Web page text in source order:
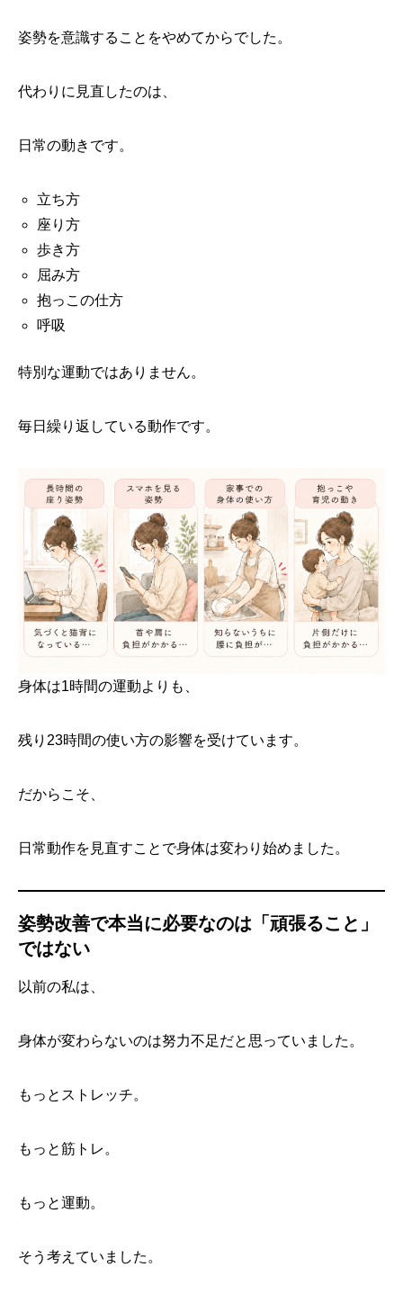
姿勢を意識することをやめてからでした。
代わりに見直したのは、
日常の動きです。
立ち方
座り方
歩き方
屈み方
抱っこの仕方
呼吸
特別な運動ではありません。
毎日繰り返している動作です。
身体は1時間の運動よりも、
残り23時間の使い方の影響を受けています。
だからこそ、
日常動作を見直すことで身体は変わり始めました。
姿勢改善で本当に必要なのは「頑張ること」
ではない
以前の私は、
身体が変わらないのは努力不足だと思っていました。
もっとストレッチ。
もっと筋トレ。
もっと運動。
そう考えていました。